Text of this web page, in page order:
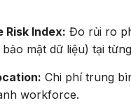
Risk Index: Đo rủi ro
mật dữ liệu) tại
Chi phí trung
workforce.